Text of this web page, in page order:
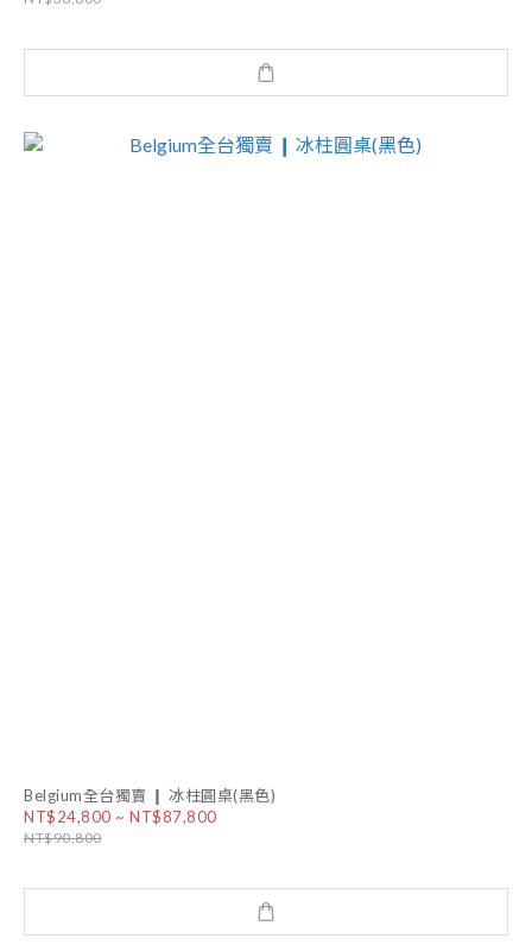
Belgium全台獨賣 ❙ 冰柱圓桌(黑色)
NT$24,800 ~ NT$87,800
NT$90,800